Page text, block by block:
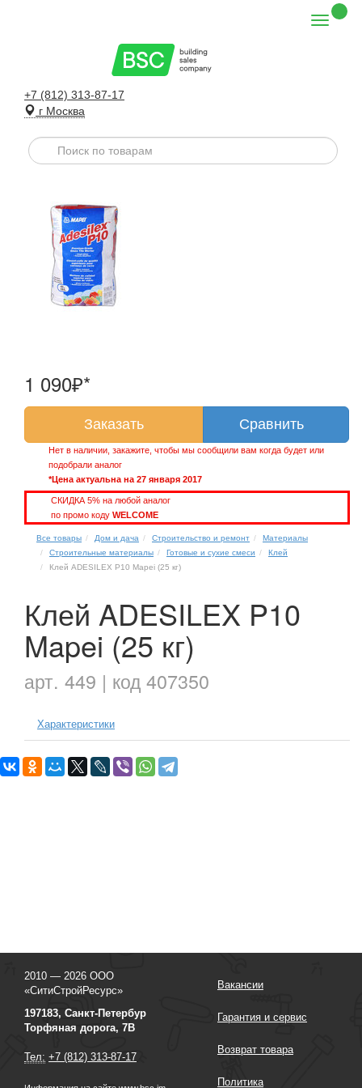
+7 (812) 313-87-17
г Москва
1 090₽*
Заказать Сравнить
Нет в наличии, закажите, чтобы мы сообщили вам когда будет или
подобрали аналог
*Цена актуальна на 27 января 2017
СКИДКА 5% на любой аналог
по промо коду WELCOME
Все товары Дом и дача Строительство и ремонт
Материалы
Строительные материалы
Готовые и сухие смеси
Клей
Клей ADESILEX P10 Mapei (25 кг)
Клей ADESILEX P10
Mapei (25 кг)
арт. 449 | код 407350
Характеристики
2010 — 2026 ООО
«СитиСтройРесурс»
197183, Санкт-Петербур
Торфяная дорога, 7В
Тел: +7 (812) 313-87-17
Вакансии
Гарантия и сервис
Возврат товара
Политика